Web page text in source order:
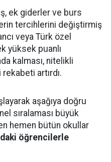
ek giderler ve burs
tercihlerini değiştirmiş
veya Türk özel
yüksek puanlı
kalması, nitelikli
artırdı.
aşağıya doğru
sıralaması büyük
hemen bütün okullar
öğrencilerle